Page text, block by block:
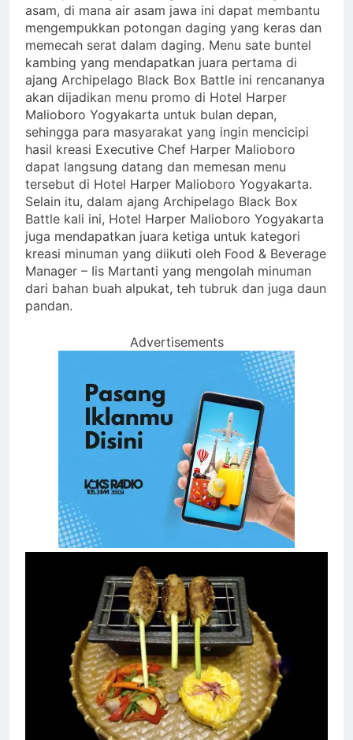
asam, di mana air asam jawa ini dapat membantu
mengempukkan potongan daging yang keras dan
memecah serat dalam daging. Menu sate buntel
kambing yang mendapatkan juara pertama di
ajang Archipelago Black Box Battle ini rencananya
akan dijadikan menu promo di Hotel Harper
Malioboro Yogyakarta untuk bulan depan,
sehingga para masyarakat yang ingin mencicipi
hasil kreasi Executive Chef Harper Malioboro
dapat langsung datang dan memesan menu
tersebut di Hotel Harper Malioboro Yogyakarta.
Selain itu, dalam ajang Archipelago Black Box
Battle kali ini, Hotel Harper Malioboro Yogyakarta
juga mendapatkan juara ketiga untuk kategori
kreasi minuman yang diikuti oleh Food & Beverage
Manager – Iis Martanti yang mengolah minuman
dari bahan buah alpukat, teh tubruk dan juga daun
pandan.
Advertisements